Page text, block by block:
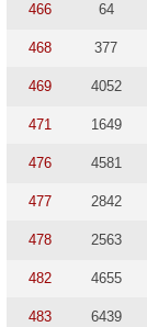
466 64
468 377
469 4052
471 1649
476 4581
477 2842
478 2563
482 4655
483 6439